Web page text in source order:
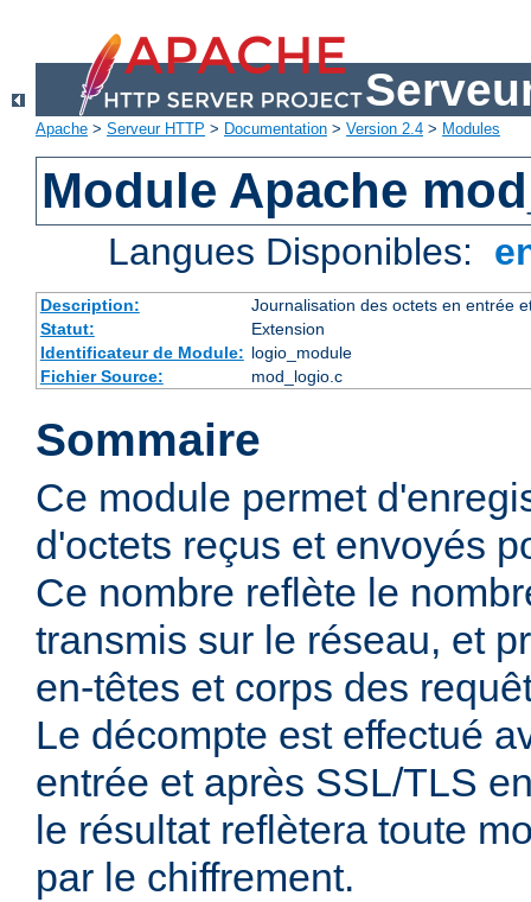
Apache > Serveur HTTP > Documentation > Version 2.4 > Modules
Module Apache
Langues Disponibles:
Description:
Journalisation des octets en entrée
Statut:
Extension
Identificateur de Module: logio_module
Fichier Source:
mod_logio.c
Sommaire
Ce module permet
d'octets reçus et envoyés
Ce nombre reflète le
transmis sur le réseau, et
en-têtes et corps des
Le décompte est effectué
entrée et après SSL/TLS
le résultat reflètera toute
par le chiffrement.